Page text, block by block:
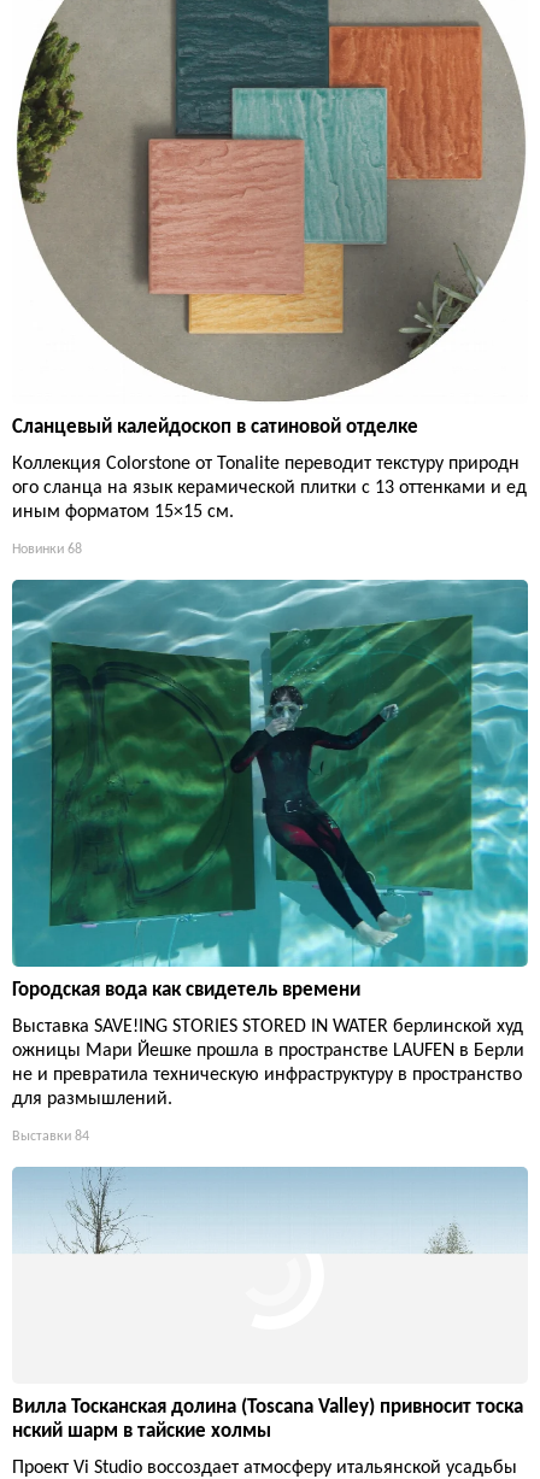
Сланцевый калейдоскоп в сатиновой отделке
Коллекция Colorstone от Tonalite переводит текстуру природн
ого сланца на язык керамической плитки с 13 оттенками и ед
иным форматом 15×15 см.
Новинки 68
Городская вода как свидетель времени
Выставка SAVE!ING STORIES STORED IN WATER берлинской худ
ожницы Мари Йешке прошла в пространстве LAUFEN в Берли
не и превратила техническую инфраструктуру в пространство
для размышлений.
Выставки 84
Вилла Тосканская долина (Toscana Valley) привносит тоска
нский шарм в тайские холмы
Проект Vi Studio воссоздает атмосферу итальянской усадьбы